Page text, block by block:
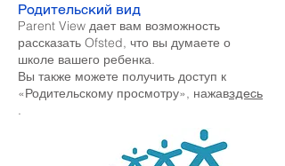
Родительский вид
Parent View дает вам возможность
рассказать Ofsted, что вы думаете о
школе вашего ребенка.
Вы также можете получить доступ к
«Родительскому просмотру», нажавздесь
.